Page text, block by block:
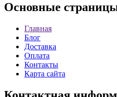
Основные
Главная
Блог
Доставка
Оплата
Контакты
Карта сайта